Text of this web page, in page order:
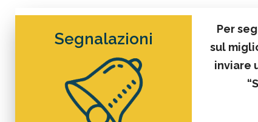
Segnalazioni
Per
sul
inviare